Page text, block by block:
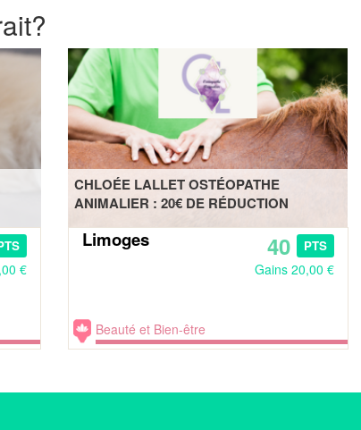
€
CHLOÉE LALLET OSTÉOPATHE
ANIMALIER : 20€ DE RÉDUCTION
Limoges 40 PTS
Gains 20,00 €
Beauté et Bien-être